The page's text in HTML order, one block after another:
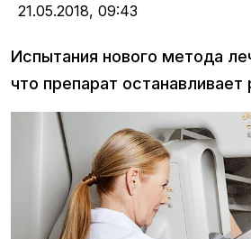
21.05.2018, 09:43
Испытания нового метода
что препарат останавливает